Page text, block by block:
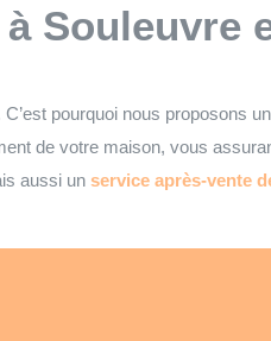
à Souleuvre
C’est pourquoi nous proposons
de votre maison, vous
aussi un service après-vente